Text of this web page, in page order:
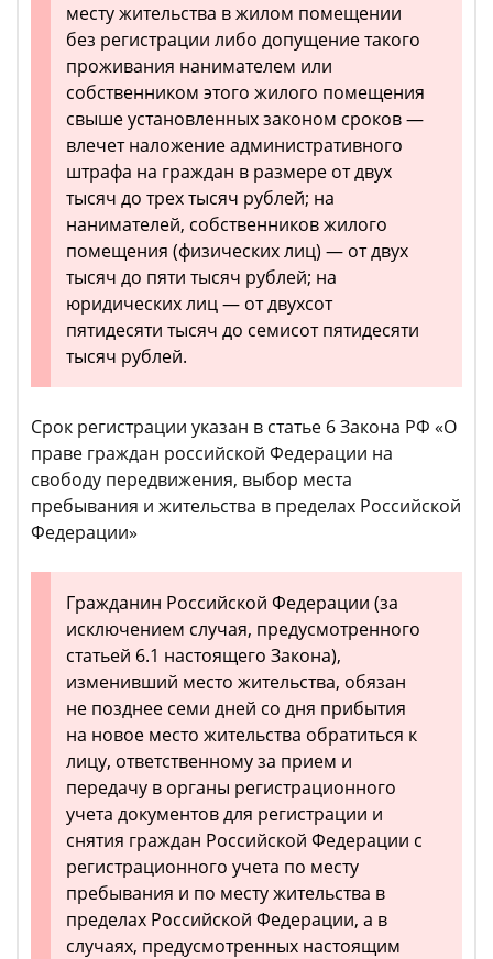
месту жительства в жилом помещении
без регистрации либо допущение такого
проживания нанимателем или
собственником этого жилого помещения
свыше установленных законом сроков —
влечет наложение административного
штрафа на граждан в размере от двух
тысяч до трех тысяч рублей; на
нанимателей, собственников жилого
помещения (физических лиц) — от двух
тысяч до пяти тысяч рублей; на
юридических лиц — от двухсот
пятидесяти тысяч до семисот пятидесяти
тысяч рублей.
Срок регистрации указан в статье 6 Закона РФ «О
праве граждан российской Федерации на
свободу передвижения, выбор места
пребывания и жительства в пределах Российской
Федерации»
Гражданин Российской Федерации (за
исключением случая, предусмотренного
статьей 6.1 настоящего Закона),
изменивший место жительства, обязан
не позднее семи дней со дня прибытия
на новое место жительства обратиться к
лицу, ответственному за прием и
передачу в органы регистрационного
учета документов для регистрации и
снятия граждан Российской Федерации с
регистрационного учета по месту
пребывания и по месту жительства в
пределах Российской Федерации, а в
случаях, предусмотренных настоящим